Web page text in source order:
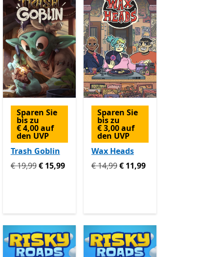
jetzt € 44,99
Sparen Sie
bis zu
€ 4,00 auf
den UVP
Trash Goblin
Ursprünglich € 19,99 jetzt € 15,99
€ 19,99€ 15,99
Sparen Sie
bis zu
€ 3,00 auf
den UVP
Wax Heads
Ursprünglich € 14,99 jetzt € 11,99
€ 14,99€ 11,99